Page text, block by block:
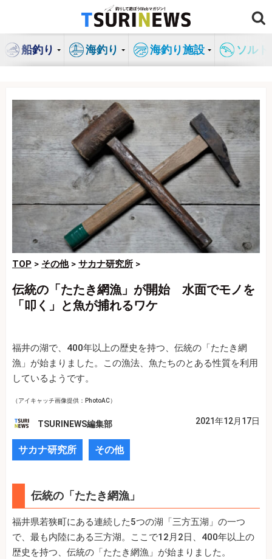
ン
船釣り 海釣り 海釣り施設 ソル
TOP > その他> サカナ研究所 >
伝統の「たたき網漁」が開始 水面でモノを
「叩く」と魚が捕れるワケ
福井の湖で、400年以上の歴史を持つ、伝統の「たたき網
漁」が始まりました。この漁法、魚たちのとある性質を利用
しているようです。
（アイキャッチ画像提供：PhotoAC）
TSURINEWS編集部 2021年12月17日
サカナ研究所 その他
伝統の「たたき網漁」
福井県若狭町にある連続した5つの湖「三方五湖」の一つ
で、最も内陸にある三方湖。ここで12月2日、400年以上の
歴史を持つ、伝統の「たたき網漁」が始まりました。